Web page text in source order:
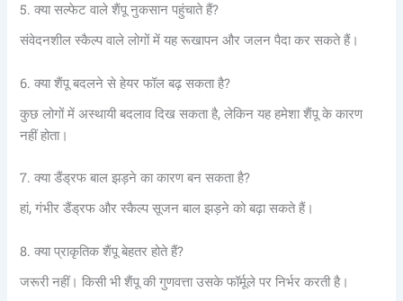
5. क्या सल्फेट वाले शैंपू नुकसान पहुंचाते हैं?
संवेदनशील स्कैल्प वाले लोगों में यह रूखापन और जलन पैदा कर सकते हैं।
6. क्या शैंपू बदलने से हेयर फॉल बढ़ सकता है?
कुछ लोगों में अस्थायी बदलाव दिख सकता है, लेकिन यह हमेशा शैंपू के कारण
नहीं होता।
7. क्या डैंड्रफ बाल झड़ने का कारण बन सकता है?
हां, गंभीर डैंड्रफ और स्कैल्प सूजन बाल झड़ने को बढ़ा सकते हैं।
8. क्या प्राकृतिक शैंपू बेहतर होते हैं?
जरूरी नहीं। किसी भी शैंपू की गुणवत्ता उसके फॉर्मूले पर निर्भर करती है।